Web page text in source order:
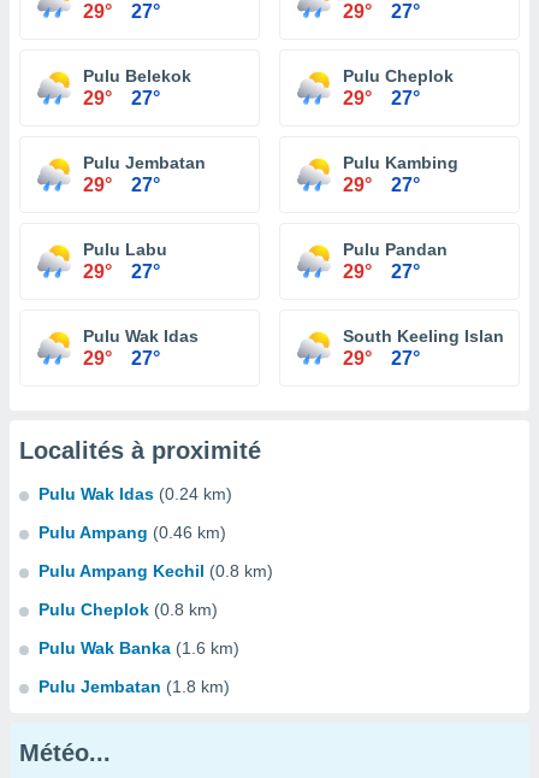
29° 27° 29° 27°
Pulu Belekok
29° 27°
Pulu Cheplok
29° 27°
Pulu Jembatan
29° 27°
Pulu Kambing
29° 27°
Pulu Labu
29° 27°
Pulu Pandan
29° 27°
Pulu Wak Idas
29° 27°
South Keeling Islands
29° 27°
Localités à proximité
Pulu Wak Idas (0.24 km)
Pulu Ampang (0.46 km)
Pulu Ampang Kechil (0.8 km)
Pulu Cheplok (0.8 km)
Pulu Wak Banka (1.6 km)
Pulu Jembatan (1.8 km)
Météo...